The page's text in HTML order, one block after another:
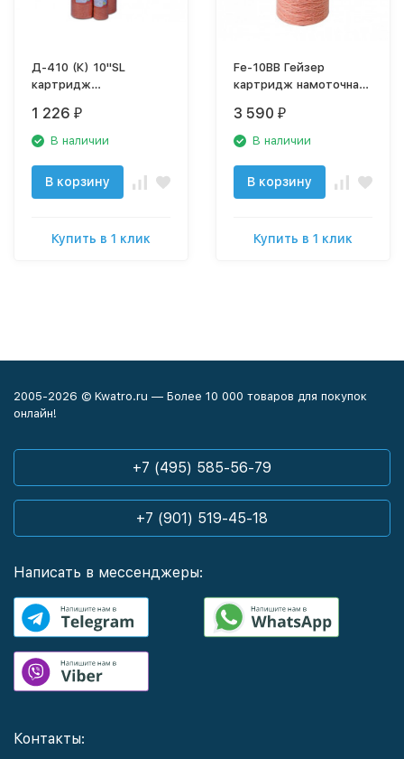
Д-410 (К) 10"SL
картридж
веревка Экодоктор
1 226 ₽
В наличии
В корзину
Купить в 1 клик
Fe-10BB Гейзер
картридж намоточная
28124
3 590 ₽
В наличии
В корзину
Купить в 1 клик
2005-2026 © Kwatro.ru — Более 10 000 товаров для покупок
онлайн!
+7 (495) 585-56-79
+7 (901) 519-45-18
Написать в мессенджеры:
Контакты: